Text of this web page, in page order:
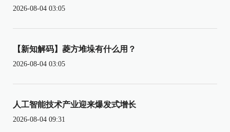
2026-08-04 03:05
【新知解码】菱方堆垛有什么用？
2026-08-04 03:05
人工智能技术产业迎来爆发式增长
2026-08-04 09:31